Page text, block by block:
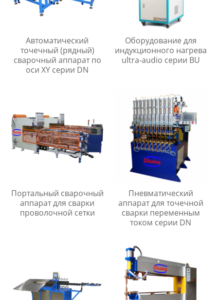
Автоматический
точечный (рядный)
сварочный аппарат по
оси XY серии DN
Оборудование для
индукционного нагрева
ultra-audio серии BU
Портальный сварочный
аппарат для сварки
проволочной сетки
Пневматический
аппарат для точечной
сварки переменным
током серии DN